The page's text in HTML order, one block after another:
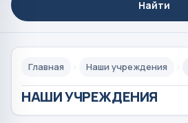
Найти
Главная Наши учреждения
НАШИ УЧРЕЖДЕНИЯ